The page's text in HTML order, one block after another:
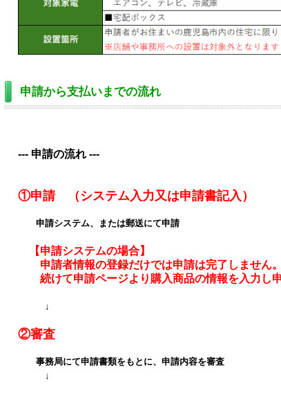
申請から支払いまでの流れ
--- 申請の流れ ---
①申請 （システム入力又は申請書記入）
申請システム、または郵送にて申請
【申請システムの場合】
申請者情報の登録だけでは申請は完了しません。
続けて申請ページより購入商品の情報を入力し申
↓
②審査
事務局にて申請書類をもとに、申請内容を審査
↓